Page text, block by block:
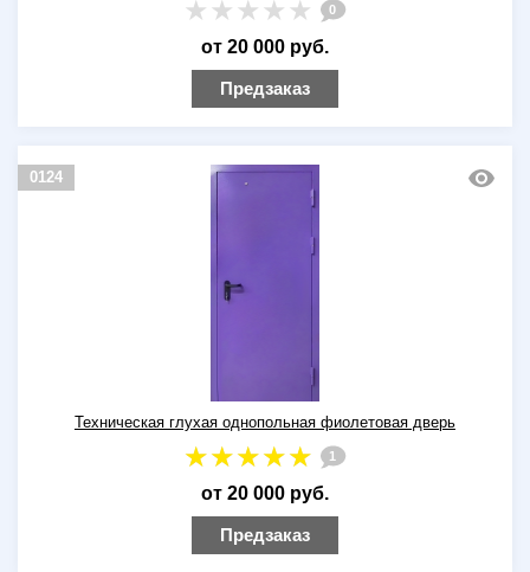
0
от 20 000 руб.
Предзаказ
0124
Техническая глухая однопольная фиолетовая дверь
1
от 20 000 руб.
Предзаказ